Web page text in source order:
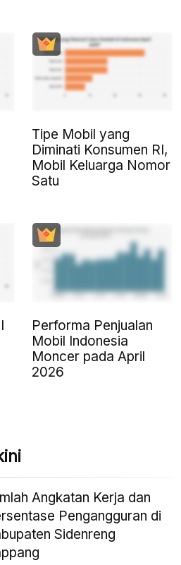
Tipe Mobil yang
Diminati Konsumen RI,
Mobil Keluarga Nomor
Satu
Performa Penjualan
Mobil Indonesia
Moncer pada April
2026
Angkatan Kerja dan
Pengangguran di
Sidenreng